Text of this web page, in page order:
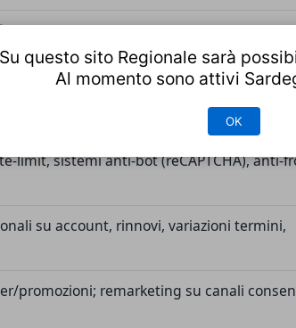
host; immagini, descrizioni, link;
dall’utente
servizi digitali; fatture/ricevute;
limit, sistemi anti-bot (reCAPTCHA), anti-
su account, rinnovi, variazioni termini,
promozioni; remarketing su canali
Su questo sito Regionale sarà
Al momento sono attivi
OK